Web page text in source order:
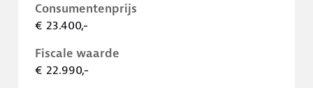
Consumentenprijs
€ 23.400,-
Fiscale waarde
€ 22.990,-